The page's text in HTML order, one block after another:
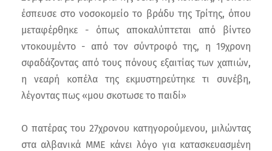
έσπευσε στο νοσοκομείο το βράδυ της Τρίτης, όπου
μεταφέρθηκε - όπως αποκαλύπτεται από βίντεο
ντοκουμέντο - από τον σύντροφό της, η 19χρονη
σφαδάζοντας από τους πόνους εξαιτίας των χαπιών,
η νεαρή κοπέλα της εκμυστηρεύτηκε τι συνέβη,
λέγοντας πως «μου σκoτωσε το παιδί»
Ο πατέρας του 27χρονου κατηγορούμενου, μιλώντας
στα αλβανικά ΜΜΕ κάνει λόγο για κατασκευασμένη